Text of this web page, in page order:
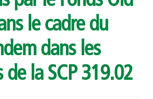
le cadre du
dans les
de la SCP 319.02